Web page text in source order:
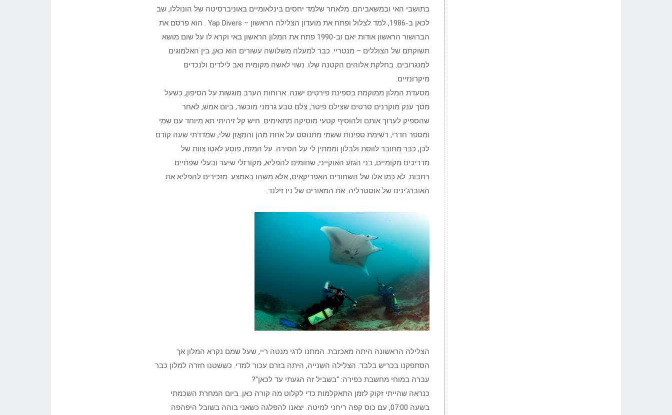
בתושבי האי ובמשאביהם. מלאחר שלמד יחסים בינלאומיים באוניברסיטה של הונוללו, שב
לכאן ב-1986, למד לצלול ופתח את מועדון הצלילה הראשון – Yap Divers . הוא פרסם את
הברושור הראשון אודות יאם וב-1990 פתח את המלון הראשון באי וקרא לו על שום מושא
תשוקתם של הצוללים – מנטריי. כבר למעלה משלושה עשורים הוא כאן, בין האלמוגים
למנגרובים. בחלקת אלוהים הקטנה שלו. נשוי לאשה מקומית ואב לילדים ולנכדים
מיקרונזיים.
מסעדת המלון ממוקמת בספינת פירטים ישנה. ארוחות הערב מוגשות על הסיפון, כשעל
מסך ענק מוקרנים סרטים שצילם פיטר, צלם טבע גרמני מוכשר, ביום אמש, לאחר
שהספיק לערוך אותם ולהוסיף קטעי מוסיקה מתאימים. חיש קל זיהיתי תא מיוחד עם שמי
ומספר חדרי, רשימת ספינות ששמי מתנוסס על אחת מהן והמֵאֳזֵן שלי, שמדדתי שעה קודם
לכן, כבר מחובר לווסת ולבלון וממתין לי על הסירה. על המזח, פוסע לאטו צוות של
מדריכים מקומיים, בני הגזע האוקייני, שחומים להפליא, מקורזלי שיער ובעלי שפתיים
רחבות. לא כמו אלו של השחורים האפריקאים, אלא משהו באמצע. מזכירים להפליא את
האוברג’ינים של אוסטרליה. את המאורים של ניו זילנד.
הצלילה הראשונה היתה מאכזבת. המתנו לדגי מנטה ריי, שעל שמם נקרא המלון אך
הסתפקנו בכריש בלבד. הצלילה השנייה, היתה בזרם עכור למדי. כששטנו חזרה למלון כבר
עברה במוחי מחשבת כפירה: “בשביל זה הגעתי עד לכאן”?
כנראה שהייתי זקוק לזמן התאקלמות כדי לקלוט מה קורה כאן. ביום המחרת השכמתי
בשעה 07:00, עם כוס קפה ריחני למיטה. יצאנו להפלגה כשאני בוהה בשובל היפהפה